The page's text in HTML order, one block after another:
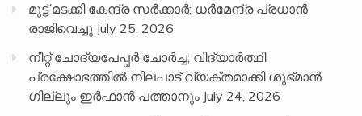
മുട്ട് മടക്കി കേന്ദ്ര സർക്കാർ; ധർമേന്ദ്ര പ്രധാൻ
രാജിവെച്ചു July 25, 2026
നീറ്റ് ചോദ്യപേപ്പര്‍ ചോര്‍ച്ച; വിദ്യാർത്ഥി
പ്രക്ഷോഭത്തിൽ നിലപാട് വ്യക്തമാക്കി ശുഭ്മാൻ
ഗില്ലും ഇർഫാൻ പത്താനും July 24, 2026